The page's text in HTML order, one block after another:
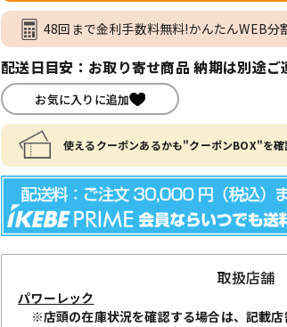
48回まで金利手数料無料!かんたんWEB
配送日目安：お取り寄せ商品 納期は別途ご
お気に入りに追加
使えるクーポンあるかも"クーポンBOX"を確
取扱店舗
パワーレック
※店頭の在庫状況を確認する場合は、記載店